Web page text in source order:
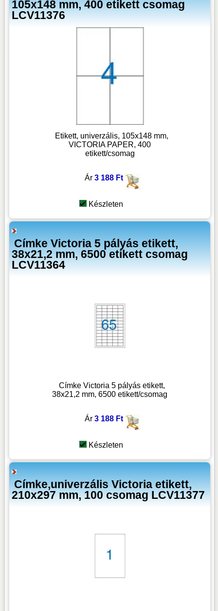
105x148 mm, 400 etikett csomag
LCV11376
Etikett, univerzális, 105x148 mm,
VICTORIA PAPER, 400
etikett/csomag
Ár 3 188 Ft
Készleten
Címke Victoria 5 pályás etikett,
38x21,2 mm, 6500 etikett csomag
LCV11364
Címke Victoria 5 pályás etikett,
38x21,2 mm, 6500 etikett/csomag
Ár 3 188 Ft
Készleten
Címke,univerzális Victoria etikett,
210x297 mm, 100 csomag LCV11377